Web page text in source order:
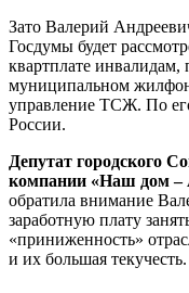
Зато Валерий
Госдумы будет
квартплате
муниципальном
управление ТСЖ. По
России.
Депутат городского
компании «Наш дом –
обратила внимание
заработную плату
«приниженность»
и их большая текучесть.